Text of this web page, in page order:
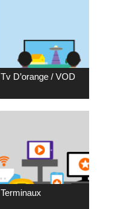
Tv D’orange / VOD
Terminaux